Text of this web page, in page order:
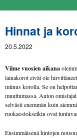
Hinnat ja
20.5.2022
Viime vuosien aikana
lainakorot eivät ole
miinus korolla. Se on
muuttumassa. Auton
selvästi enemmän kuin
ruokaostoksetkin ovat
Ensimmäisenä hintojen